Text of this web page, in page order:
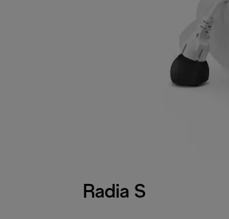
Radia S